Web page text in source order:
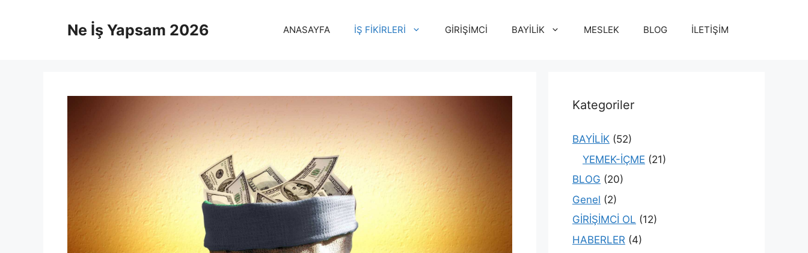
Ne İş Yapsam 2026 ANASAYFA İŞ FİKİRLERİ GİRİŞİMCİ BAYİLİK MESLEK BLOG İLETİŞİM
Kategoriler
BAYİLİK (52)
YEMEK-İÇME (21)
BLOG (20)
Genel (2)
GİRİŞİMCİ OL (12)
HABERLER (4)